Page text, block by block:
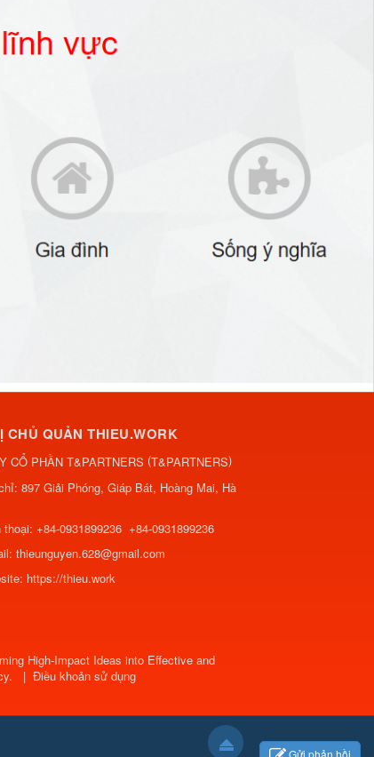
CHỦ QUẢN THIEU.WORK
CỔ PHẦN T&PARTNERS (T&PARTNERS)
897 Giải Phóng, Giáp Bát, Hoàng Mai, Hà
thoại: +84-0931899236 +84-0931899236
thieunguyen.628@gmail.com
https://thieu.work
High-Impact Ideas into Effective and
. | Điều khoản sử dụng
Gửi phản hồi